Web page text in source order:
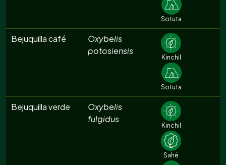
Sotuta
Bejuquilla café
Oxybelis
potosiensis
Kinchil
Sotuta
Bejuquilla verde
Oxybelis
fulgidus
Kinchil
Sahé